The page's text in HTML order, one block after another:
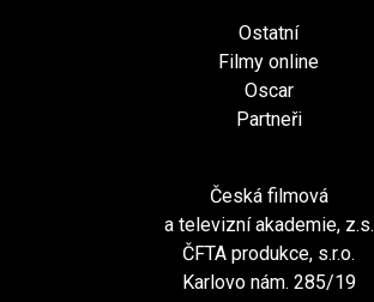
Ostatní
Filmy online
Oscar
Partneři
Česká filmová
a televizní akademie, z.s.
ČFTA produkce, s.r.o.
Karlovo nám. 285/19